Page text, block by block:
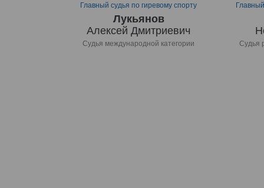
Главный судья по гиревому спорту
Лукьянов
Алексей Дмитриевич
Судья международной категории Судья